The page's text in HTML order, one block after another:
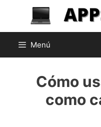
contenido
Menú
Cómo
como